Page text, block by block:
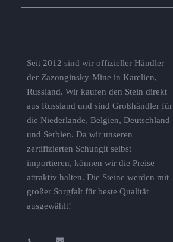
Seit 2012 sind wir offizieller Händler
der Zazonginsky-Mine in Karelien,
Russland. Wir kaufen den Stein direkt
aus Russland und sind Großhändler für
die Niederlande, Belgien, Deutschland
und Serbien. Da wir unseren
zertifizierten Schungit selbst
importieren, können wir die Preise
attraktiv halten. Die Steine ​​werden mit
großer Sorgfalt für beste Qualität
ausgewählt!